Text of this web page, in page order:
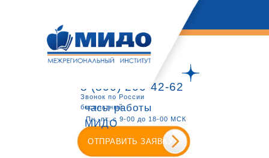
8 (800) 200-42-62
Звонок по России
бесплатный
ОТПРАВИТЬ ЗАЯВКУ
часы работы
МИДО
Пн.-пт. с 9-00 до 18-00 МСК